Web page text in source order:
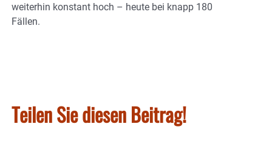
weiterhin konstant hoch – heute bei knapp 180
Fällen.
Teilen Sie diesen Beitrag!